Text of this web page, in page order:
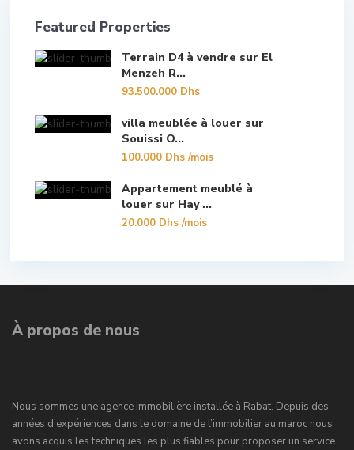
Featured Properties
Terrain D4 à vendre sur El
Menzeh R...
93.500.000 Dhs
villa meublée à louer sur
Souissi O...
100.000 Dhs/mois
Appartement meublé à
louer sur Hay ...
20.000 Dhs/mois
À propos de nous
Nous sommes une agence immobilière installée à Rabat. Depuis des
années d’expériences dans le domaine de l’immobilier au maroc nous
avons acquis les techniques les plus fiables pour proposer un service